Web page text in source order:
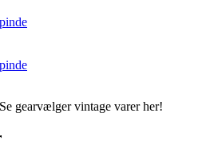
gearvælger vintage varer her!